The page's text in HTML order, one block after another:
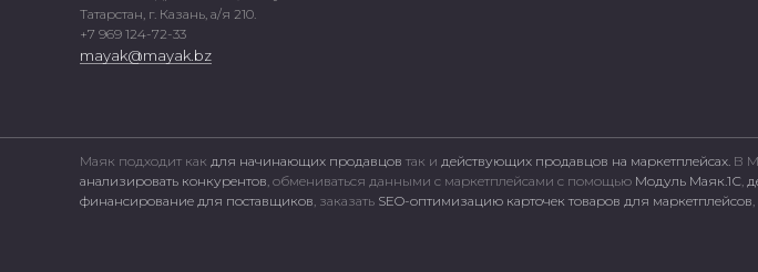
Татарстан, г. Казань, а/я 210.
+7 969 124-72-33
mayak@mayak.bz
Маяк подходит как для начинающих продавцов так и действующих продавцов на маркетплейсах. В
анализировать конкурентов, обмениваться данными с маркетплейсами c помощью Модуль Маяк.1С,
финансирование для поставщиков, заказать SEO-оптимизацию карточек товаров для маркетплейсов